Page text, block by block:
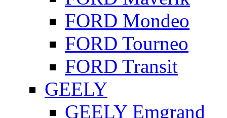
FORD Mondeo
FORD Tourneo
FORD Transit
GEELY
GEELY Emgrand